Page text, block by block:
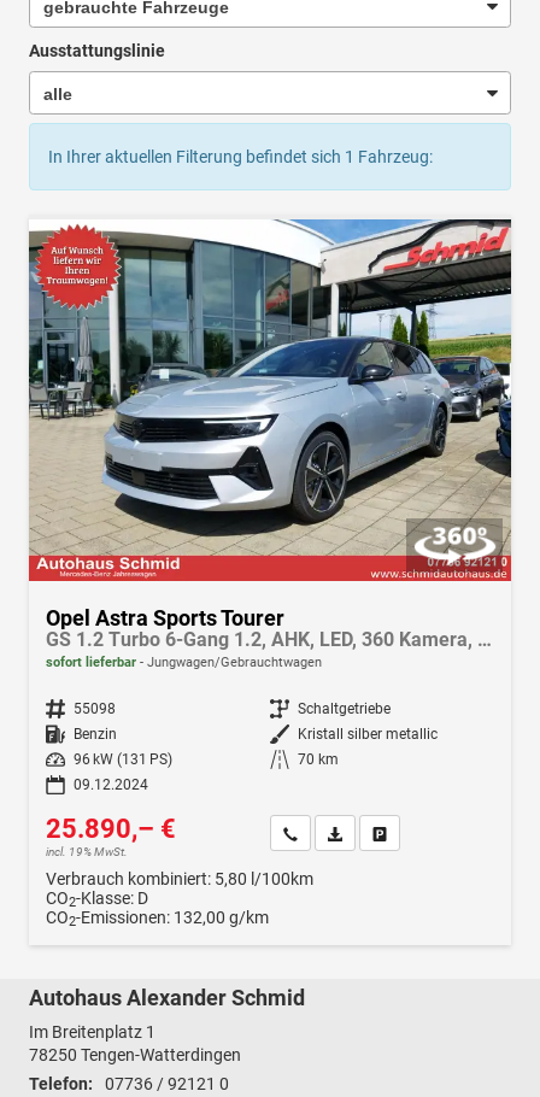
Ausstattungslinie
In Ihrer aktuellen Filterung befindet sich 1 Fahrzeug:
Opel Astra Sports Tourer
GS 1.2 Turbo 6-Gang 1.2, AHK, LED, 360 Kamera, PDC, Android Auto, Apple CarPlay, Direct Injection 96 kW
sofort lieferbar Jungwagen/Gebrauchtwagen
Fahrzeugnr. 55098 Getriebe Schaltgetriebe
Kraftstoff Benzin Außenfarbe Kristall silber metallic
Leistung
96 kW (131 PS) Kilometerstand 70 km
09.12.2024
25.890,– €
incl. 19% MwSt.
Wir rufen Sie anFahrzeugexposé (PDF)
Verbrauch kombiniert: 5,80 l/100km
CO2-Klasse: D
CO2-Emissionen: 132,00 g/km
Autohaus Alexander Schmid
Im Breitenplatz 1
78250 Tengen-Watterdingen
Telefon:
07736 / 92121 0